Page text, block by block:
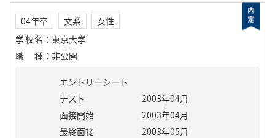
04年卒 文系
女性
学校名 ： 東京大学
職種 ： 非公開
エントリーシート
テスト
2003年04月
面接開始
2003年04月
最終面接
2003年05月